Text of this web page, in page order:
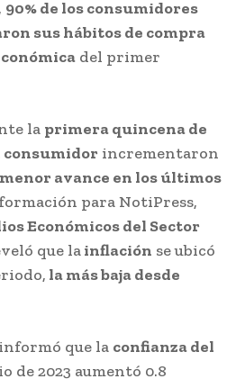
, 90% de los consumidores
sus hábitos de compra
del primer
la primera quincena de
consumidor incrementaron
menor avance en los últimos
para NotiPress,
Económicos del Sector
que lainflación se ubicó
la más baja desde
informó que la confianza del
de 2023 aumentó 0.8